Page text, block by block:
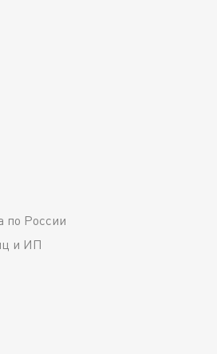
по России
и ИП